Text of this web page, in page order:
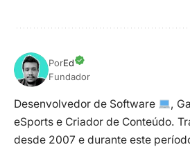
PorEd
Fundador
Desenvolvedor de Software ,
eSports e Criador de Conteúdo.
desde 2007 e durante este